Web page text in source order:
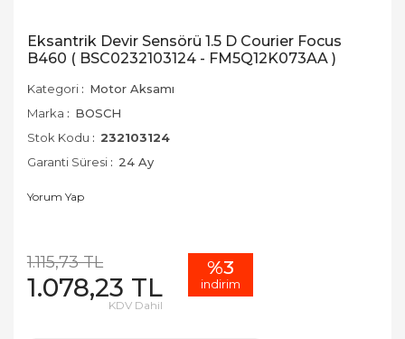
Eksantrik Devir Sensörü 1.5 D Courier Focus
B460 ( BSC0232103124 - FM5Q12K073AA )
Kategori
Motor Aksamı
Marka
BOSCH
Stok Kodu
232103124
Garanti Süresi
24 Ay
Yorum Yap
1.115,73 TL
1.078,23 TL
KDV Dahil
%3
indirim